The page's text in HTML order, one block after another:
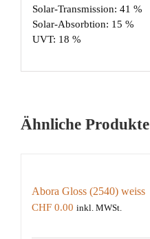
Solar-Transmission: 41 %
Solar-Absorbtion: 15 %
UVT: 18 %
Ähnliche Produkte
Abora Gloss (2540) weiss
CHF 0.00 inkl. MWSt.